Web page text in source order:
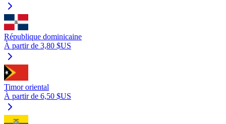
République dominicaine
À partir de 3,80 $US
Timor oriental
À partir de 6,50 $US